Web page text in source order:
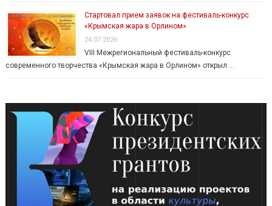
Стартовал прием заявок на фестиваль-конкурс
«Крымская жара в Орлином»
24.07.2026
VIII Межрегиональный фестиваль-конкурс
современного творчества «Крымская жара в Орлином» открыл …